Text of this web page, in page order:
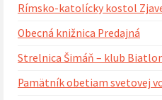
Rímsko-katolícky kostol
Obecná knižnica Predajná
Strelnica Šimáň – klub
Pamätník obetiam svetovej